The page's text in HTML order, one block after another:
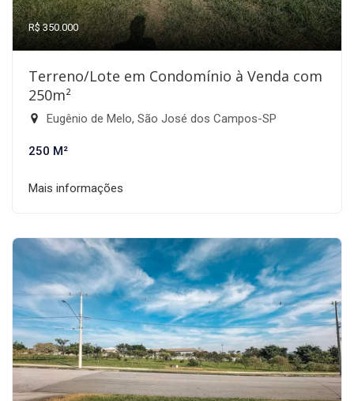
R$ 350.000
Terreno/Lote em Condomínio à Venda com
250m²
Eugênio de Melo, São José dos Campos-SP
250 M²
Mais informações